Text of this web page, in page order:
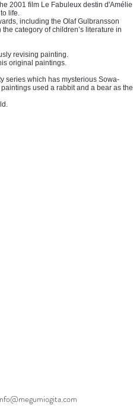
2001 film Le Fabuleux destin d'Amélie
life.
including the Olaf Gulbransson
category of children’s literature in
revising painting.
original paintings.
series which has mysterious Sowa-
used a rabbit and a bear as the